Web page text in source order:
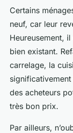
Certains
neuf, car leur
Heureusement,
bien existant.
carrelage, la
des acheteurs
très bon prix.
Par ailleurs,